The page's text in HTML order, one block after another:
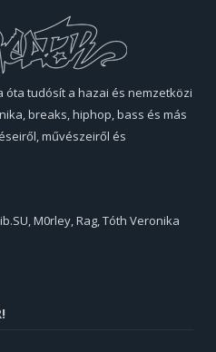
óta tudósít a hazai és nemzetközi
breaks, hiphop, bass és más
művészeiről és
M0rley, Rag, Tóth Veronika